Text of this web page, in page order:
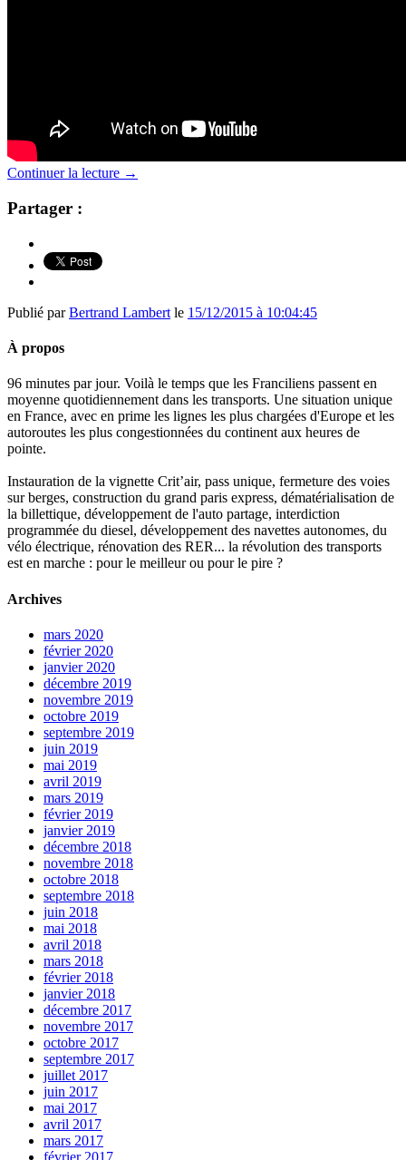
Continuer la lecture →
Partager :
Publié parBertrand Lambert le 15/12/2015 à 10:04:45
À propos
96 minutes par jour. Voilà le temps que les Franciliens passent en
moyenne quotidiennement dans les transports. Une situation unique
en France, avec en prime les lignes les plus chargées d'Europe et les
autoroutes les plus congestionnées du continent aux heures de
pointe.
Instauration de la vignette Crit’air, pass unique, fermeture des voies
sur berges, construction du grand paris express, dématérialisation de
la billettique, développement de l'auto partage, interdiction
programmée du diesel, développement des navettes autonomes, du
vélo électrique, rénovation des RER... la révolution des transports
est en marche : pour le meilleur ou pour le pire ?
Archives
mars 2020
février 2020
janvier 2020
décembre 2019
novembre 2019
octobre 2019
septembre 2019
juin 2019
mai 2019
avril 2019
mars 2019
février 2019
janvier 2019
décembre 2018
novembre 2018
octobre 2018
septembre 2018
juin 2018
mai 2018
avril 2018
mars 2018
février 2018
janvier 2018
décembre 2017
novembre 2017
octobre 2017
septembre 2017
juillet 2017
juin 2017
mai 2017
avril 2017
mars 2017
février 2017